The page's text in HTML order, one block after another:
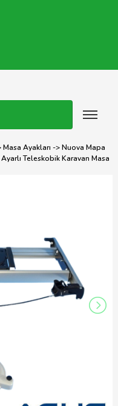
Masa Ayakları -> Nuova Mapa
Teleskobik Karavan Masa